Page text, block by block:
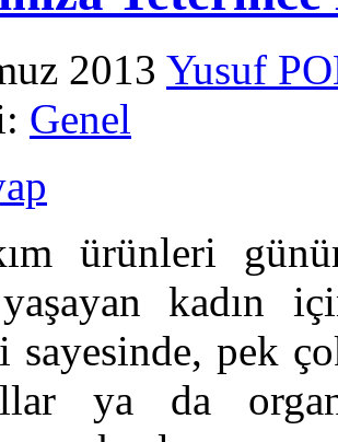
2013 Yusuf
Genel
ürünleri
kadın
pek
ya da